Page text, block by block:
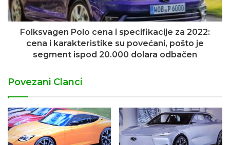
Folksvagen Polo cena i specifikacije za 2022:
cena i karakteristike su povećani, pošto je
segment ispod 20.000 dolara odbačen
Povezani Clanci